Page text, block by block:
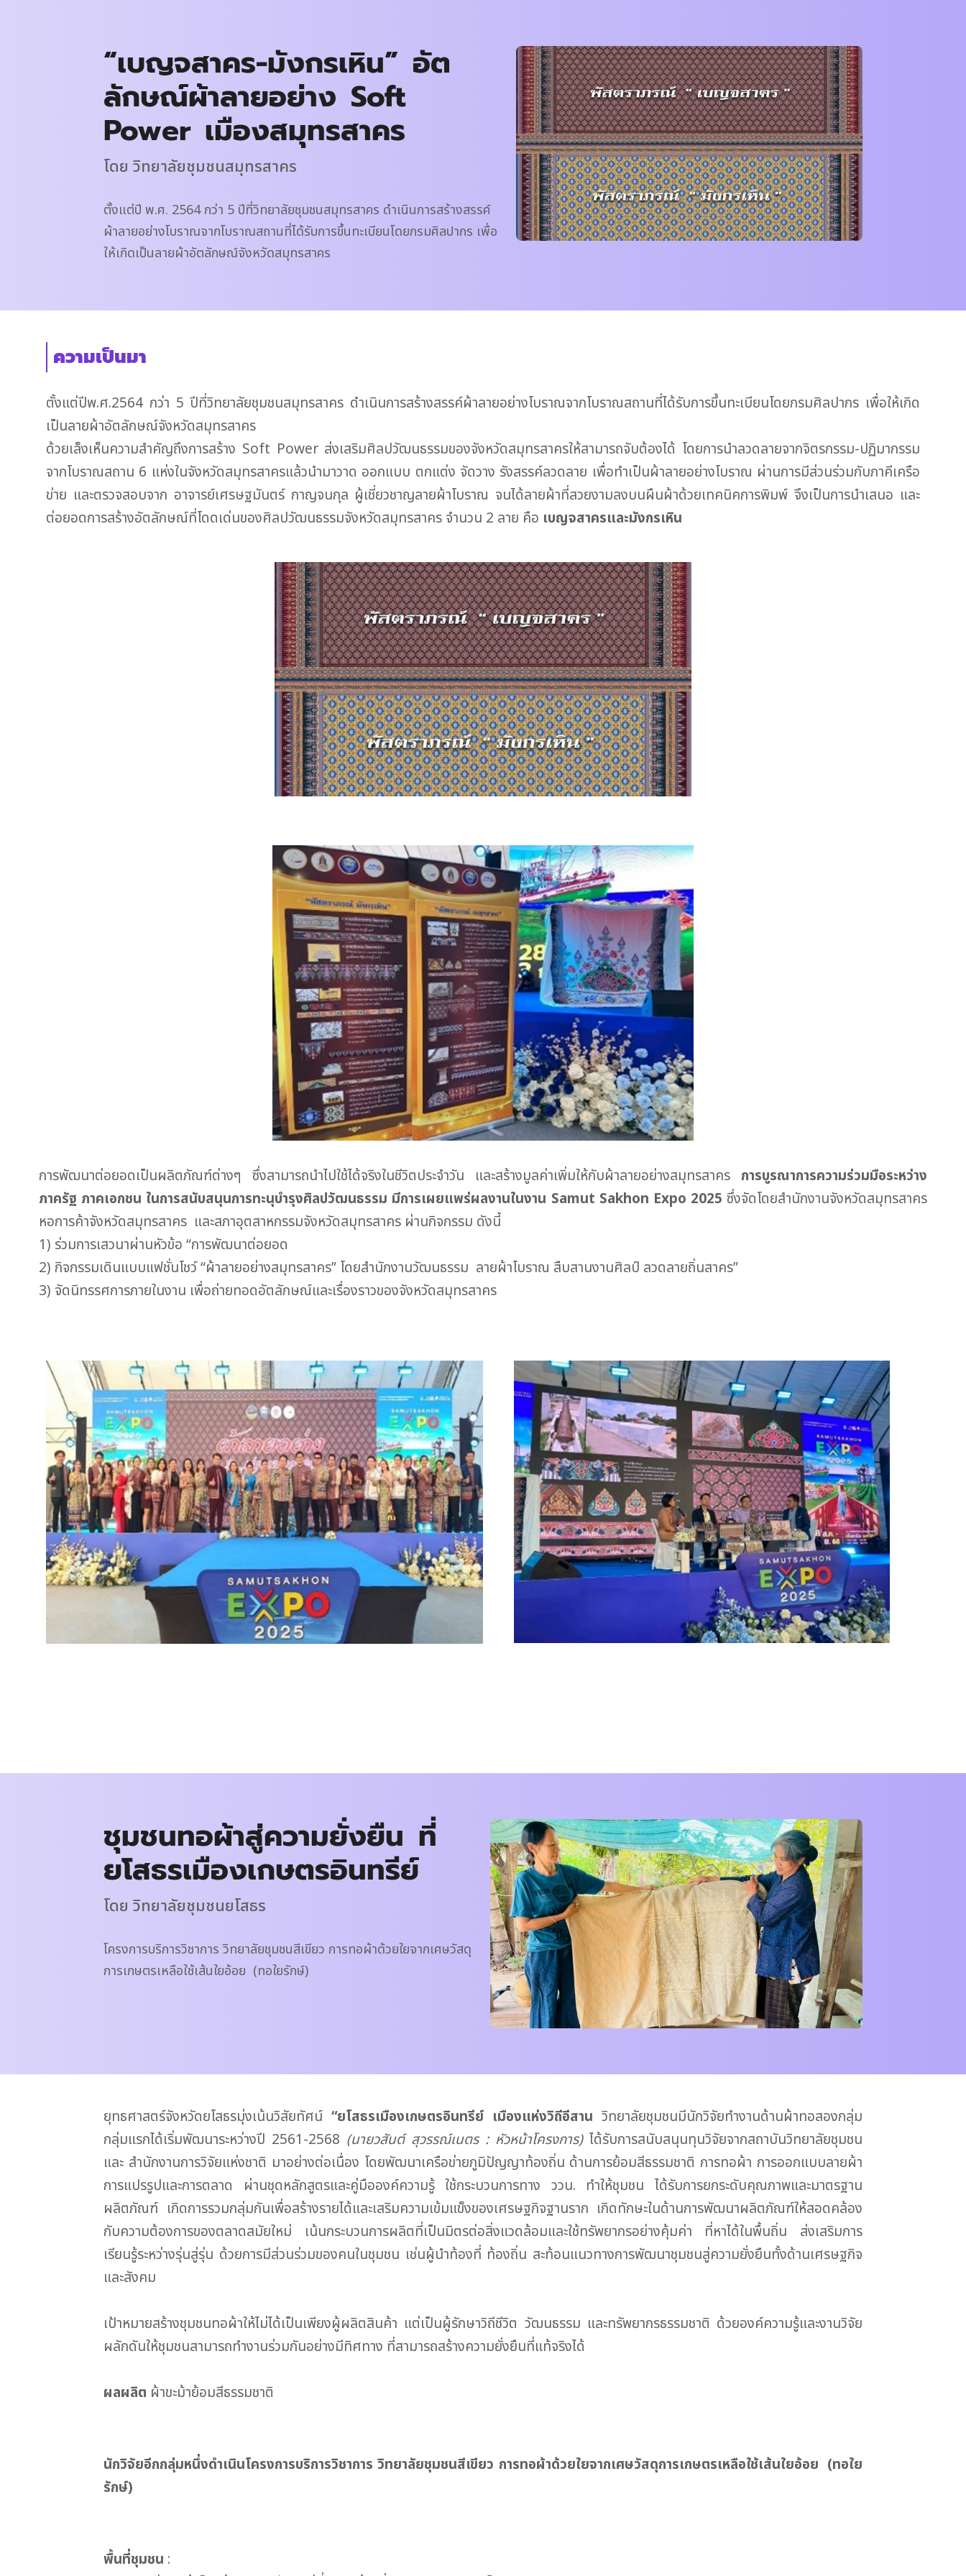
“เบญจสาคร-มังกรเหิน” อัต
ลักษณ์ผ้าลายอย่าง Soft
Power เมืองสมุทรสาคร
โดย วิทยาลัยชุมชนสมุทรสาคร
ตั้งแต่ปี พ.ศ. 2564 กว่า 5 ปีที่วิทยาลัยชุมชนสมุทรสาคร ดำเนินการสร้างสรรค์
ผ้าลายอย่างโบราณจากโบราณสถานที่ได้รับการขึ้นทะเบียนโดยกรมศิลปากร เพื่อ
ให้เกิดเป็นลายผ้าอัตลักษณ์จังหวัดสมุทรสาคร
ความเป็นมา
ตั้งแต่ปีพ.ศ.2564 กว่า 5 ปีที่วิทยาลัยชุมชนสมุทรสาคร ดำเนินการสร้างสรรค์ผ้าลายอย่างโบราณจากโบราณสถานที่ได้รับการขึ้นทะเบียนโดยกรมศิลปากร เพื่อให้เกิด
เป็นลายผ้าอัตลักษณ์จังหวัดสมุทรสาคร
ด้วยเล็งเห็นความสำคัญถึงการสร้าง Soft Power ส่งเสริมศิลปวัฒนธรรมของจังหวัดสมุทรสาครให้สามารถจับต้องได้ โดยการนำลวดลายจากจิตรกรรม-ปฏิมากรรม
จากโบราณสถาน 6 แห่งในจังหวัดสมุทรสาครแล้วนำมาวาด ออกแบบ ตกแต่ง จัดวาง รังสรรค์ลวดลาย เพื่อทำเป็นผ้าลายอย่างโบราณ ผ่านการมีส่วนร่วมกับภาคีเครือ
ข่าย และตรวจสอบจาก อาจารย์เศรษฐมันตร์ กาญจนกุล ผู้เชี่ยวชาญลายผ้าโบราณ จนได้ลายผ้าที่สวยงามลงบนผืนผ้าด้วยเทคนิคการพิมพ์ จึงเป็นการนำเสนอ และ
ต่อยอดการสร้างอัตลักษณ์ที่โดดเด่นของศิลปวัฒนธรรมจังหวัดสมุทรสาคร จำนวน 2 ลาย คือ เบญจสาครและมังกรเหิน
การพัฒนาต่อยอดเป็นผลิตภัณฑ์ต่างๆ ซึ่งสามารถนำไปใช้ได้จริงในชีวิตประจำวัน และสร้างมูลค่าเพิ่มให้กับผ้าลายอย่างสมุทรสาคร การบูรณาการความร่วมมือระหว่าง
ภาครัฐ ภาคเอกชน ในการสนับสนุนการทะนุบำรุงศิลปวัฒนธรรม มีการเผยแพร่ผลงานในงาน Samut Sakhon Expo 2025 ซึ่งจัดโดยสำนักงานจังหวัดสมุทรสาคร
หอการค้าจังหวัดสมุทรสาคร และสภาอุตสาหกรรมจังหวัดสมุทรสาคร ผ่านกิจกรรม ดังนี้
1) ร่วมการเสวนาผ่านหัวข้อ “การพัฒนาต่อยอด
2) กิจกรรมเดินแบบแฟชั่นโชว์ “ผ้าลายอย่างสมุทรสาคร” โดยสำนักงานวัฒนธรรม ลายผ้าโบราณ สืบสานงานศิลป์ ลวดลายถิ่นสาคร”
3) จัดนิทรรศการภายในงาน เพื่อถ่ายทอดอัตลักษณ์และเรื่องราวของจังหวัดสมุทรสาคร
ชุมชนทอผ้าสู่ความยั่งยืน ที่
ยโสธรเมืองเกษตรอินทรีย์
โดย วิทยาลัยชุมชนยโสธร
โครงการบริการวิชาการ วิทยาลัยชุมชนสีเขียว การทอผ้าด้วยใยจากเศษวัสดุ
การเกษตรเหลือใช้เส้นใยอ้อย (ทอใยรักษ์)
ยุทธศาสตร์จังหวัดยโสธรมุ่งเน้นวิสัยทัศน์“ยโสธรเมืองเกษตรอินทรีย์ เมืองแห่งวิถีอีสาน วิทยาลัยชุมชนมีนักวิจัยทำงานด้านผ้าทอสองกลุ่ม
กลุ่มแรกได้เริ่มพัฒนาระหว่างปี 2561-2568 (นายวสันต์ สุวรรณ์เนตร : หัวหน้าโครงการ)ได้รับการสนับสนุนทุนวิจัยจากสถาบันวิทยาลัยชุมชน
และ สำนักงานการวิจัยแห่งชาติ มาอย่างต่อเนื่อง โดยพัฒนาเครือข่ายภูมิปัญญาท้องถิ่น ด้านการย้อมสีธรรมชาติ การทอผ้า การออกแบบลายผ้า
การแปรรูปและการตลาด ผ่านชุดหลักสูตรและคู่มือองค์ความรู้ ใช้กระบวนการทาง ววน. ทำให้ชุมชน ได้รับการยกระดับคุณภาพและมาตรฐาน
ผลิตภัณฑ์ เกิดการรวมกลุ่มกันเพื่อสร้างรายได้และเสริมความเข้มแข็งของเศรษฐกิจฐานราก เกิดทักษะในด้านการพัฒนาผลิตภัณฑ์ให้สอดคล้อง
กับความต้องการของตลาดสมัยใหม่ เน้นกระบวนการผลิตที่เป็นมิตรต่อสิ่งแวดล้อมและใช้ทรัพยากรอย่างคุ้มค่า ที่หาได้ในพื้นถิ่น ส่งเสริมการ
เรียนรู้ระหว่างรุ่นสู่รุ่น ด้วยการมีส่วนร่วมของคนในชุมชน เช่นผู้นำท้องที่ ท้องถิ่น สะท้อนแนวทางการพัฒนาชุมชนสู่ความยั่งยืนทั้งด้านเศรษฐกิจ
และสังคม
เป้าหมายสร้างชุมชนทอผ้าให้ไม่ได้เป็นเพียงผู้ผลิตสินค้า แต่เป็นผู้รักษาวิถีชีวิต วัฒนธรรม และทรัพยากรธรรมชาติ ด้วยองค์ความรู้และงานวิจัย
ผลักดันให้ชุมชนสามารถทำงานร่วมกันอย่างมีทิศทาง ที่สามารถสร้างความยั่งยืนที่แท้จริงได้
ผลผลิต ผ้าขะม้าย้อมสีธรรมชาติ
นักวิจัยอีกกลุ่มหนึ่งดำเนินโครงการบริการวิชาการ วิทยาลัยชุมชนสีเขียว การทอผ้าด้วยใยจากเศษวัสดุการเกษตรเหลือใช้เส้นใยอ้อย (ทอใย
รักษ์)
พื้นที่ชุมชน :